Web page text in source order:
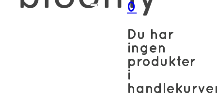
0
Du har
ingen
produkter
i